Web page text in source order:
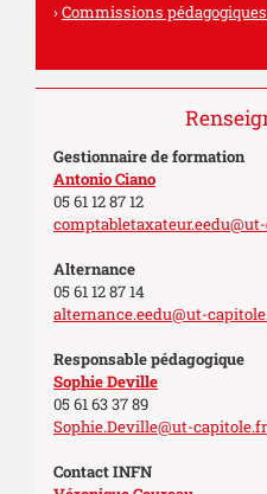
Commissions
Gestionnaire de formation
Antonio Ciano
05 61 12 87 12
Alternance
05 61 12 87 14
alternance.eedu@ut-
Responsable pédagogique
Sophie Deville
05 61 63 37 89
Sophie.Deville@ut-capitole.fr
Contact INFN